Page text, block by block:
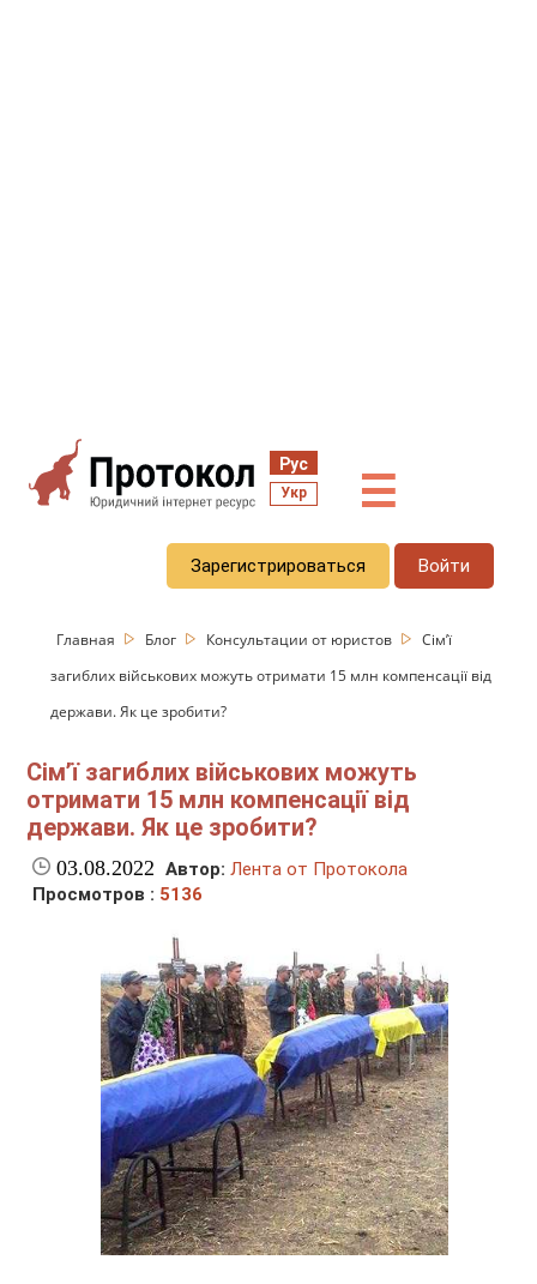
Рус
Укр ☰
Зарегистрироваться Войти
Главная Блог Консультации от юристов
Сім’ї
загиблих військових можуть отримати 15 млн компенсації від
держави. Як це зробити?
Сім’ї загиблих військових можуть
отримати 15 млн компенсації від
держави. Як це зробити?
03.08.2022 Автор: Лента от Протокола
Просмотров : 5136